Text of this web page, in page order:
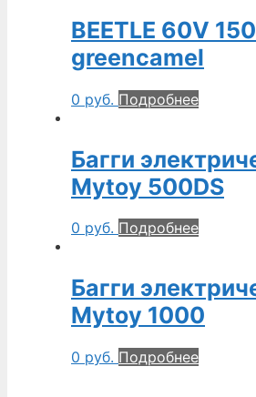
BEETLE 60V
greencamel
0 руб. Подробнее
Багги
Mytoy 500DS
0 руб. Подробнее
Багги
Mytoy 1000
0 руб. Подробнее